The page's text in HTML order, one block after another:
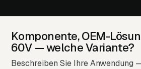
Komponente, OEM-
60V — welche Variante?
Beschreiben Sie Ihre Anwendung